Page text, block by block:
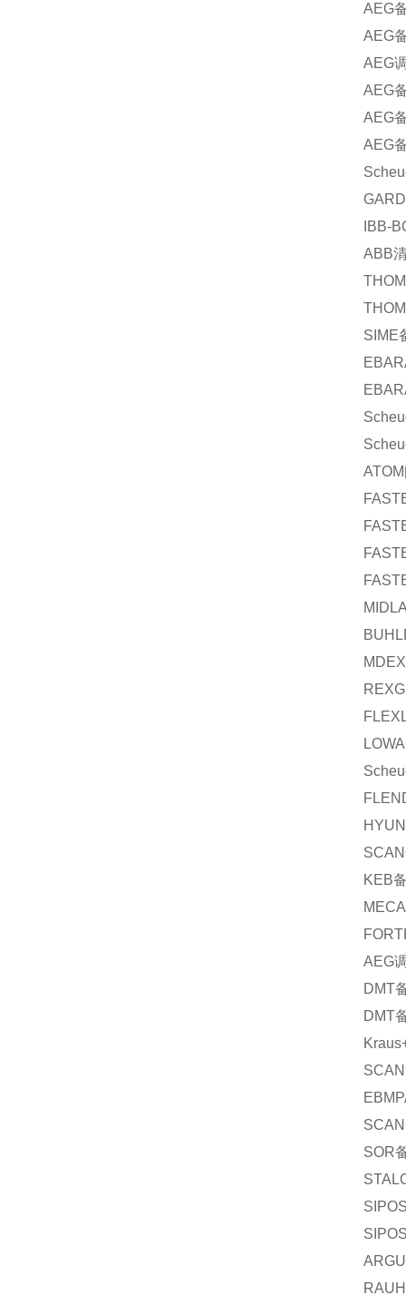
AEG
AEG
AEG
AEG
AEG
AEG
IBB-
ABB
SIME
ATOM
KEB
AEG
DMT
DMT
SOR